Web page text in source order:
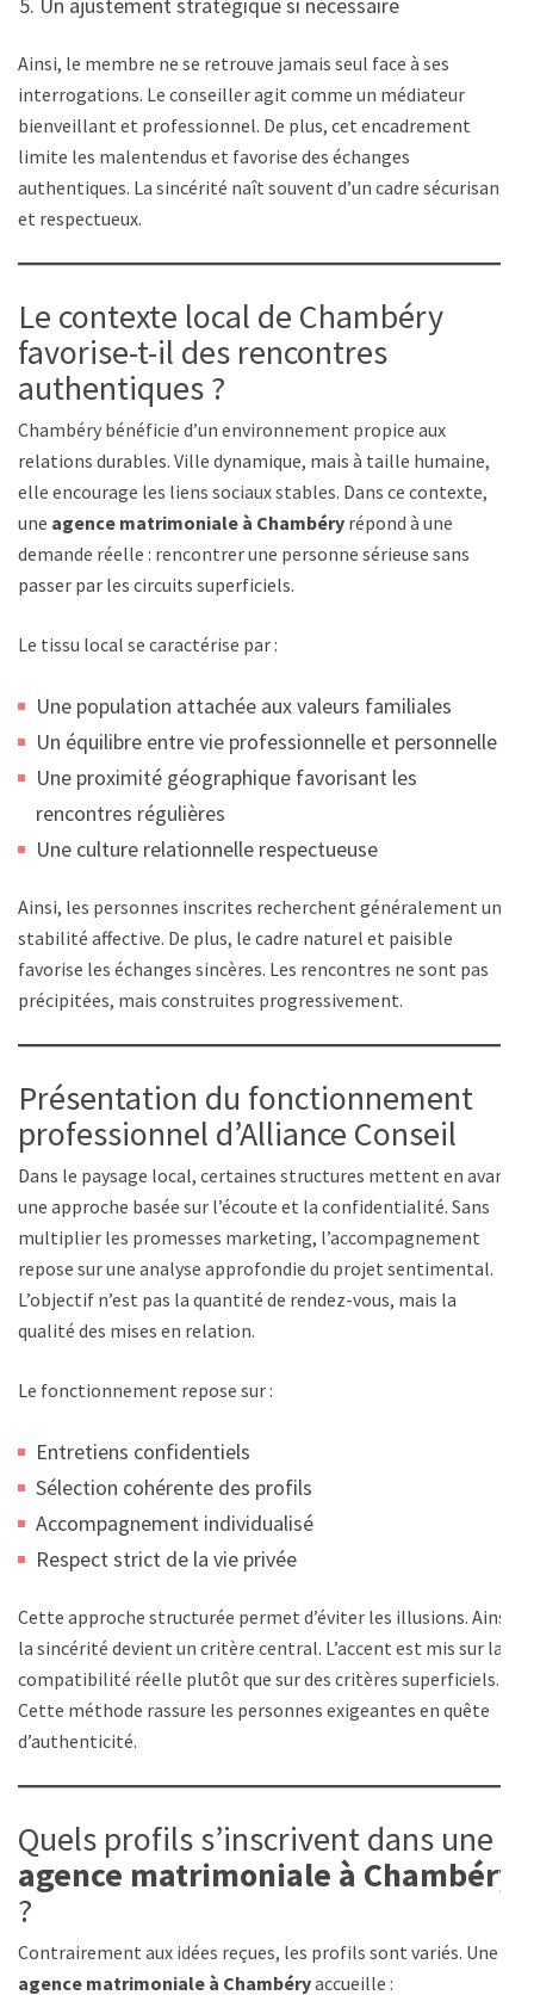
Ainsi, le membre ne se retrouve jamais seul face à ses
interrogations. Le conseiller agit comme un médiateur
bienveillant et professionnel. De plus, cet encadrement
limite les malentendus et favorise des échanges
authentiques. La sincérité naît souvent d’un cadre sécurisant
et respectueux.
Le contexte local de Chambéry
favorise-t-il des rencontres
authentiques ?
Chambéry bénéficie d’un environnement propice aux
relations durables. Ville dynamique, mais à taille humaine,
elle encourage les liens sociaux stables. Dans ce contexte,
une agence matrimoniale à Chambéry répond à une
demande réelle : rencontrer une personne sérieuse sans
passer par les circuits superficiels.
Le tissu local se caractérise par :
Une population attachée aux valeurs familiales
Un équilibre entre vie professionnelle et personnelle
Une proximité géographique favorisant les
rencontres régulières
Une culture relationnelle respectueuse
Ainsi, les personnes inscrites recherchent généralement une
stabilité affective. De plus, le cadre naturel et paisible
favorise les échanges sincères. Les rencontres ne sont pas
précipitées, mais construites progressivement.
Présentation du fonctionnement
professionnel d’Alliance Conseil
Dans le paysage local, certaines structures mettent en avant
une approche basée sur l’écoute et la confidentialité. Sans
multiplier les promesses marketing, l’accompagnement
repose sur une analyse approfondie du projet sentimental.
L’objectif n’est pas la quantité de rendez-vous, mais la
qualité des mises en relation.
Le fonctionnement repose sur :
Entretiens confidentiels
Sélection cohérente des profils
Accompagnement individualisé
Respect strict de la vie privée
Cette approche structurée permet d’éviter les illusions. Ainsi,
la sincérité devient un critère central. L’accent est mis sur la
compatibilité réelle plutôt que sur des critères superficiels.
Cette méthode rassure les personnes exigeantes en quête
d’authenticité.
Quels profils s’inscrivent dans une
agence matrimoniale à Chambéry
?
Contrairement aux idées reçues, les profils sont variés. Une
agence matrimoniale à Chambéryaccueille :